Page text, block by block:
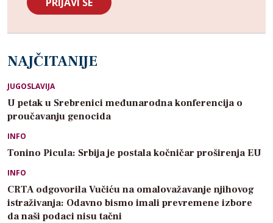
NAJČITANIJE
JUGOSLAVIJA
U petak u Srebrenici međunarodna konferencija o
proučavanju genocida
INFO
Tonino Picula: Srbija je postala kočničar proširenja EU
INFO
CRTA odgovorila Vučiću na omalovažavanje njihovog
istraživanja: Odavno bismo imali prevremene izbore
da naši podaci nisu tačni